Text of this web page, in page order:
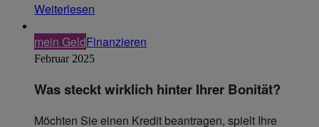
Weiterlesen
mein GeldFinanzieren
Februar 2025
Was steckt wirklich hinter Ihrer Bonität?
Möchten Sie einen Kredit beantragen, spielt Ihre